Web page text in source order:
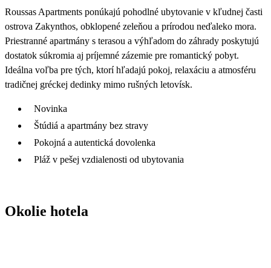
Roussas Apartments ponúkajú pohodlné ubytovanie v kľudnej časti
ostrova Zakynthos, obklopené zeleňou a prírodou neďaleko mora.
Priestranné apartmány s terasou a výhľadom do záhrady poskytujú
dostatok súkromia aj príjemné zázemie pre romantický pobyt.
Ideálna voľba pre tých, ktorí hľadajú pokoj, relaxáciu a atmosféru
tradičnej gréckej dedinky mimo rušných letovísk.
Novinka
Štúdiá a apartmány bez stravy
Pokojná a autentická dovolenka
Pláž v pešej vzdialenosti od ubytovania
Okolie hotela